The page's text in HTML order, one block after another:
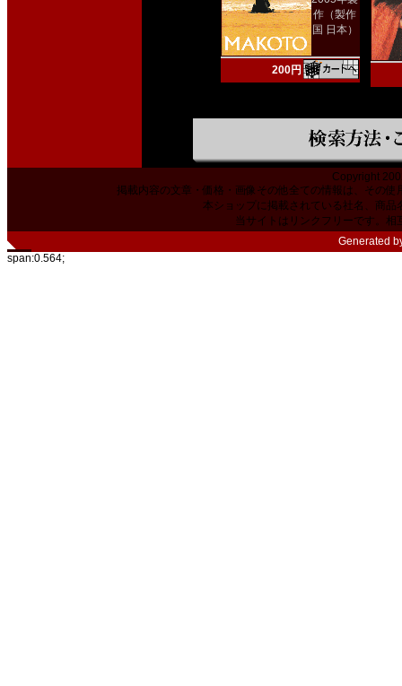
作（製作
国 日本）
200円
Copyright
掲載内容の文章・価格・画像その他全ての情報は、その
本ショップに掲載されている社名、商
当サイトはリンクフリーです。相
Generated
span:0.564;